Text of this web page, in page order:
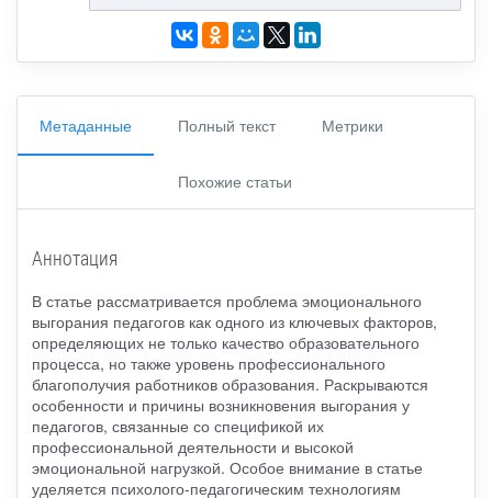
Метаданные Полный текст Метрики
Похожие статьи
Аннотация
В статье рассматривается проблема эмоционального
выгорания педагогов как одного из ключевых факторов,
определяющих не только качество образовательного
процесса, но также уровень профессионального
благополучия работников образования. Раскрываются
особенности и причины возникновения выгорания у
педагогов, связанные со спецификой их
профессиональной деятельности и высокой
эмоциональной нагрузкой. Особое внимание в статье
уделяется психолого-педагогическим технологиям